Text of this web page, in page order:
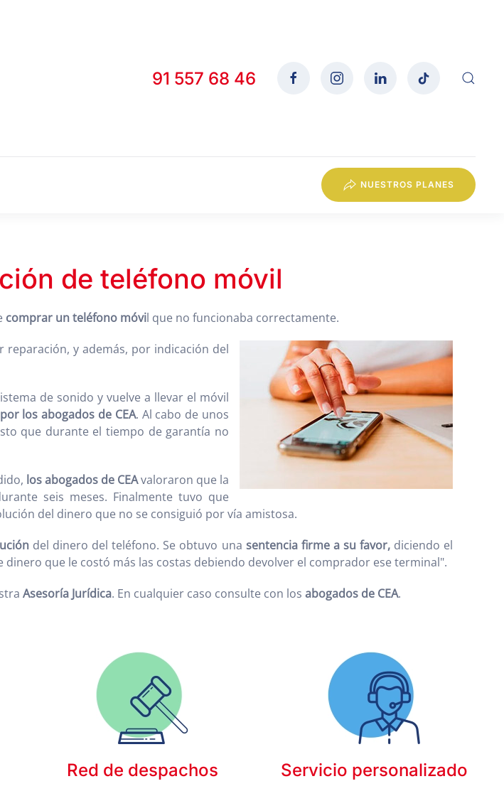
91 557 68 46
NUESTROS PLANES
de teléfono móvil
comprar un teléfono móvil que no funcionaba correctamente.
y además, por indicación del
de sonido y vuelve a llevar el móvil
los abogados de CEA. Al cabo de unos
que durante el tiempo de garantía no
los abogados de CEAvaloraron que la
seis meses. Finalmente tuvo que
del dinero que no se consiguió por vía amistosa.
del dinero del teléfono. Se obtuvo una sentencia firme a su favor,diciendo el
que le costó más las costas debiendo devolver el comprador ese terminal".
Asesoría Jurídica. En cualquier caso consulte con los abogados de CEA.
Red de despachos Servicio personalizado